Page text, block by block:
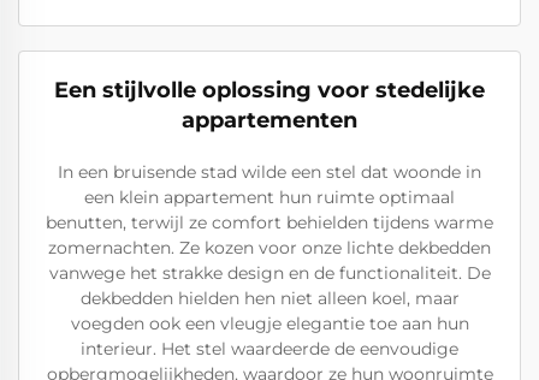
Een stijlvolle oplossing voor stedelijke
appartementen
In een bruisende stad wilde een stel dat woonde in
een klein appartement hun ruimte optimaal
benutten, terwijl ze comfort behielden tijdens warme
zomernachten. Ze kozen voor onze lichte dekbedden
vanwege het strakke design en de functionaliteit. De
dekbedden hielden hen niet alleen koel, maar
voegden ook een vleugje elegantie toe aan hun
interieur. Het stel waardeerde de eenvoudige
opbergmogelijkheden, waardoor ze hun woonruimte